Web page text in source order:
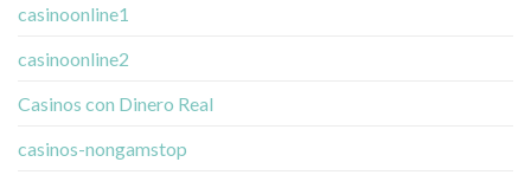
casinoonline1
casinoonline2
Casinos con Dinero Real
casinos-nongamstop